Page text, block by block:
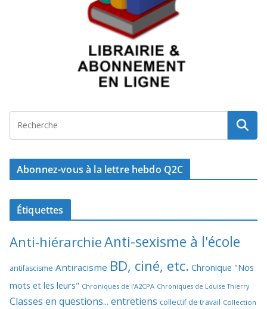
Abonnez-vous à la lettre hebdo Q2C
Étiquettes
Anti-hiérarchieAnti-sexisme à l'école
antifascisme Antiracisme BD, ciné, etc. Chronique "Nos
mots et les leurs" Chroniques de l'A2CPA Chroniques de Louise Thierry
Classes en questions... entretiens collectif de travail Collection